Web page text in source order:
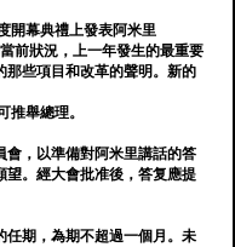
開幕典禮上發表阿米里
前狀況，上一年發生的最重要
那些項目和改革的聲明。新的
推舉總理。
會，以準備對阿米里講話的答
望。經大會批准後，答复應提
任期，為期不超過一個月。未